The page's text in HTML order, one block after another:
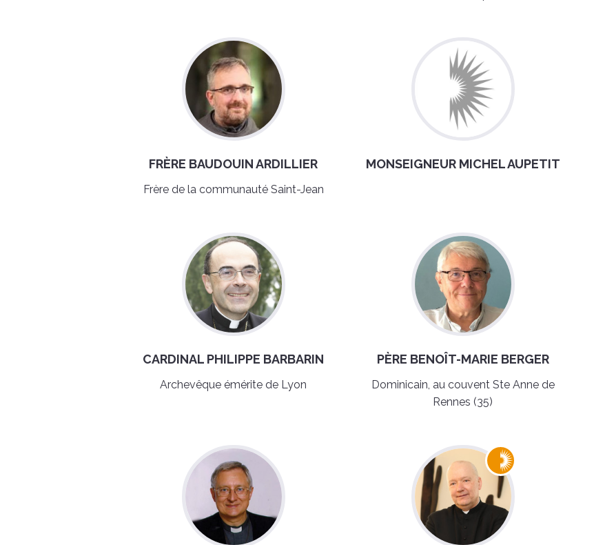
FRÈRE BAUDOUIN ARDILLIER
Frère de la communauté Saint-Jean
MONSEIGNEUR MICHEL AUPETIT
CARDINAL PHILIPPE BARBARIN
Archevêque émérite de Lyon
PÈRE BENOÎT-MARIE BERGER
Dominicain, au couvent Ste Anne de
Rennes (35)